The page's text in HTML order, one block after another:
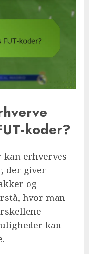
koder?
kan erhverves
der giver
og
hvor man
kan